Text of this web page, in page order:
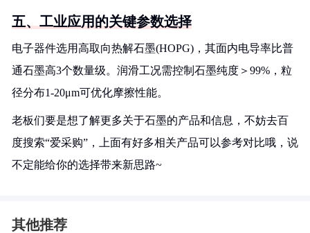
五、工业应用的关键参数选择
电子器件选用高取向热解石墨(HOPG)，其面内电导率比普
通石墨高3个数量级。润滑工况需控制石墨纯度＞99%，粒
径分布1-20μm可优化摩擦性能。
老板们要是想了解更多关于石墨的产品和信息，不妨去百
度搜索“爱采购”，上面有好多相关产品可以参考对比哦，说
不定能给你的选择带来新思路~
其他推荐